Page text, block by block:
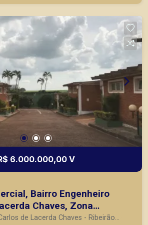
6.000.000,00 V
Bairro Engenheiro
Chaves, Zona
Preto/SP
de Lacerda Chaves - Ribeirão